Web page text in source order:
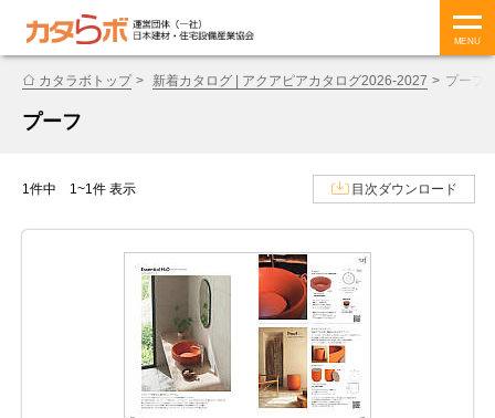
MENU
カタラボトップ 新着カタログ | アクアピアカタログ2026-2027 プーフ
プーフ
1件中 1~1件 表示 目次ダウンロード